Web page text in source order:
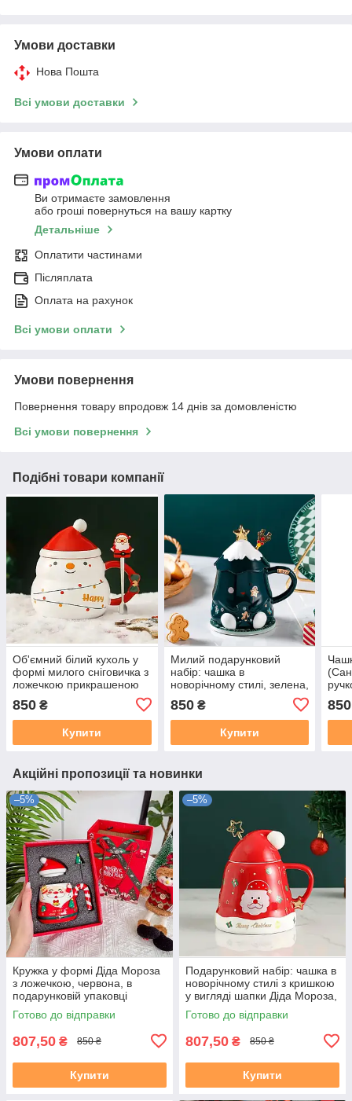
Умови доставки
Нова Пошта
Всі умови доставки
Умови оплати
Ви отримаєте замовлення
або гроші повернуться на вашу картку
Детальніше
Оплатити частинами
Післяплата
Оплата на рахунок
Всі умови оплати
Умови повернення
Повернення товару впродовж 14 днів за домовленістю
Всі умови повернення
Подібні товари компанії
Об'ємний білий кухоль у
формі милого сніговичка з
ложечкою прикрашеною
Подарункова упаковка
850 ₴
Купити
Милий подарунковий
набір: чашка в
новорічному стилі, зелена,
850₴
Купити
850
Акційні пропозиції та новинки
–5%
Кружка у формі Діда Мороза
з ложечкою, червона, в
подарунковій упаковці
Готово до відправки
807,50 ₴ 850 ₴
Купити
–5%
Подарунковий набір: чашка в
новорічному стилі з кришкою
у вигляді шапки Діда Мороза,
червона, з ложечкою
Готово до відправки
807,50 ₴ 850 ₴
Купити